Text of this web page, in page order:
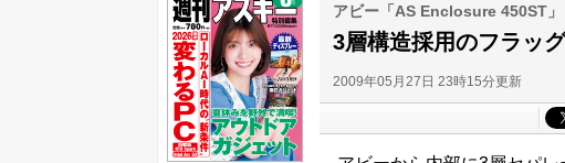
アビー「AS Enclosure 450ST」
3層構造採用のフラッ
2009年05月27日 23時15分更新